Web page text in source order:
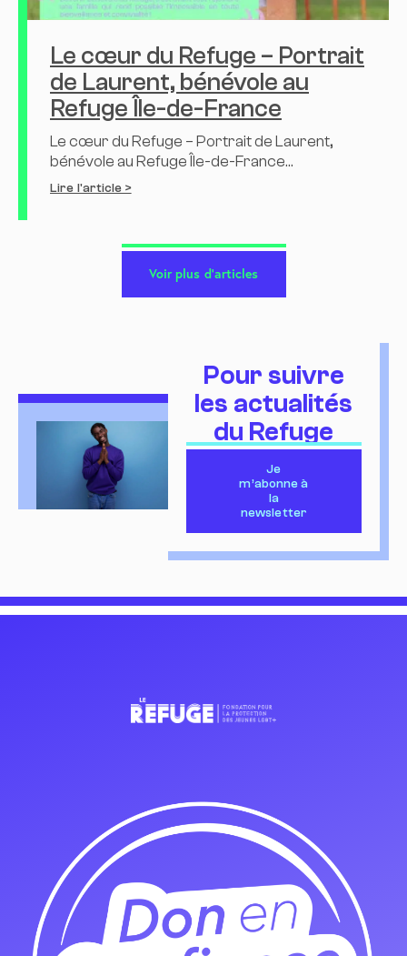
Le cœur du Refuge – Portrait
de Laurent, bénévole au
Refuge Île-de-France
Le cœur du Refuge – Portrait de Laurent,
bénévole au Refuge Île-de-France...
Lire l'article >
Voir plus d'articles
Pour suivre
les actualités
du Refuge
Je
m’abonne à
la
newsletter